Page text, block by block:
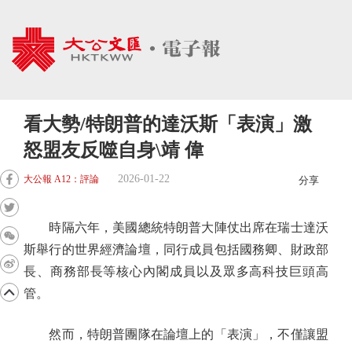
看大勢/特朗普的達沃斯「表演」激
怒盟友反噬自身\靖 偉
大公報 A12：評論 2026-01-22 分享
時隔六年，美國總統特朗普大陣仗出席在瑞士達沃
斯舉行的世界經濟論壇，同行成員包括國務卿、財政部
長、商務部長等核心內閣成員以及眾多高科技巨頭高
管。
然而，特朗普團隊在論壇上的「表演」，不僅讓盟